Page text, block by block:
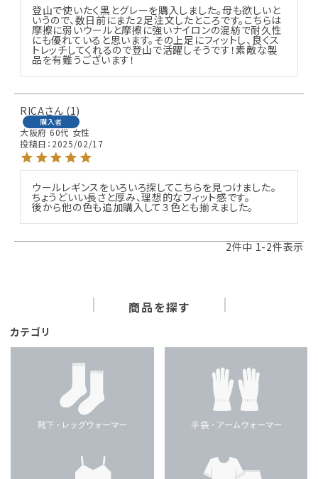
登山で使いたく黒とグレーを購入しました。母も欲しいと
いうので、数日前にまた２足注文したところです。こちらは
摩擦に弱いウールと摩擦に強いナイロンの混紡で耐久性
にも優れていると思います。その上足にフィットし、良くス
トレッチしてくれるので登山で活躍しそうです！素敵な製
品を有難うございます！
RICA 1
購入者
大阪府 60代 女性
投稿日 2025/02/17
ウールレギンスをいろいろ探してこちらを見つけました。
ちょうどいい長さと厚み、理想的なフィット感です。
後から他の色も追加購入して３色とも揃えました。
2件中 1-2件表示
商品を探す
カテゴリ